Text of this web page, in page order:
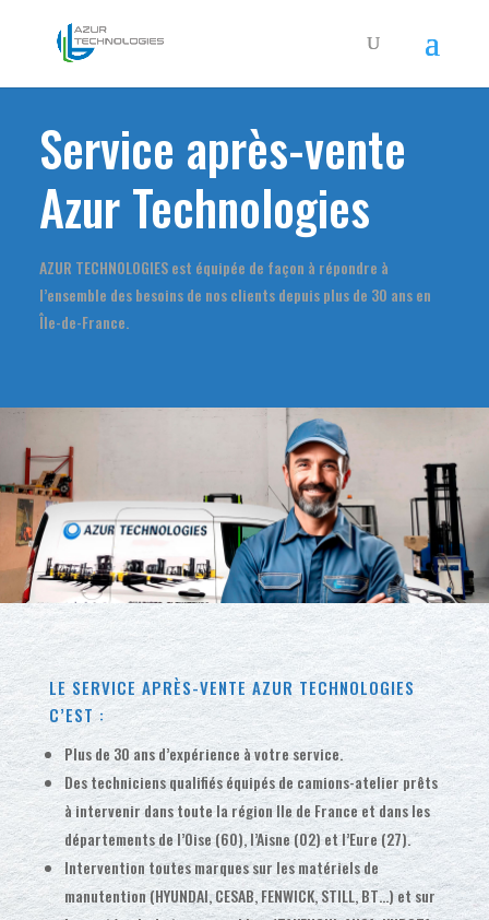
Service après-vente
Azur Technologies
AZUR TECHNOLOGIES est équipée de façon à répondre à
l’ensemble des besoins de nos clients depuis plus de 30 ans en
Île-de-France.
LE SERVICE APRÈS-VENTE AZUR TECHNOLOGIES
C’EST :
Plus de 30 ans d’expérience à votre service.
Des techniciens qualifiés équipés de camions-atelier prêts
à intervenir dans toute la région Ile de France et dans les
départements de l’Oise (60), l’Aisne (02) et l’Eure (27).
Intervention toutes marques sur les matériels de
manutention (HYUNDAI, CESAB, FENWICK, STILL, BT…) et sur